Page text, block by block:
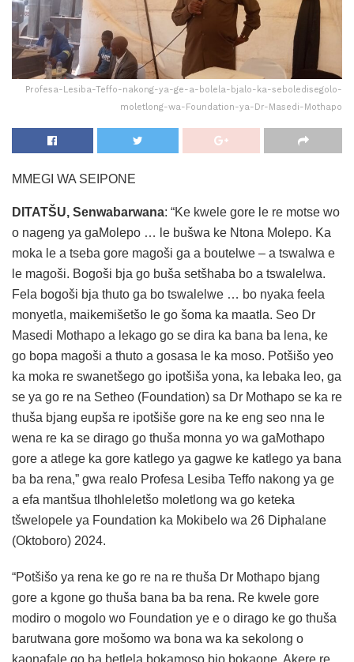
Profesa-Lesiba-Teffo-nakong-ya-ge-a-bolela-bjalo-ka-seboledisegolo-
moletlong-wa-Foundation-ya-Dr-Masedi-Mothapo
MMEGI WA SEIPONE
DITATŠU, Senwabarwana: “Ke kwele gore le re motse wo
o nageng ya gaMolepo … le bušwa ke Ntona Molepo. Ka
moka le a tseba gore magoši ga a boutelwe – a tswalwa e
le magoši. Bogoši bja go buša setšhaba bo a tswalelwa.
Fela bogoši bja thuto ga bo tswalelwe … bo nyaka feela
monyetla, maikemišetšo le go šoma ka maatla. Seo Dr
Masedi Mothapo a lekago go se dira ka bana ba lena, ke
go bopa magoši a thuto a gosasa le ka moso. Potšišo yeo
ka moka re swanetšego go ipotšiša yona, ka lebaka leo, ga
se ya go re na Setheo (Foundation) sa Dr Mothapo se ka re
thuša bjang eupša re ipotšiše gore na ke eng seo nna le
wena re ka se dirago go thuša monna yo wa gaMothapo
gore a atlege ka gore katlego ya gagwe ke katlego ya bana
ba ba rena,” gwa realo Profesa Lesiba Teffo nakong ya ge
a efa mantšua tlhohleletšo moletlong wa go keteka
tšwelopele ya Foundation ka Mokibelo wa 26 Diphalane
(Oktoboro) 2024.
“Potšišo ya rena ke go re na re thuša Dr Mothapo bjang
gore a kgone go thuša bana ba ba rena. Re kwele gore
modiro o mogolo wo Foundation ye e o dirago ke go thuša
barutwana gore mošomo wa bona wa ka sekolong o
kaonafale go ba betlela bokamoso bjo bokaone. Akere re